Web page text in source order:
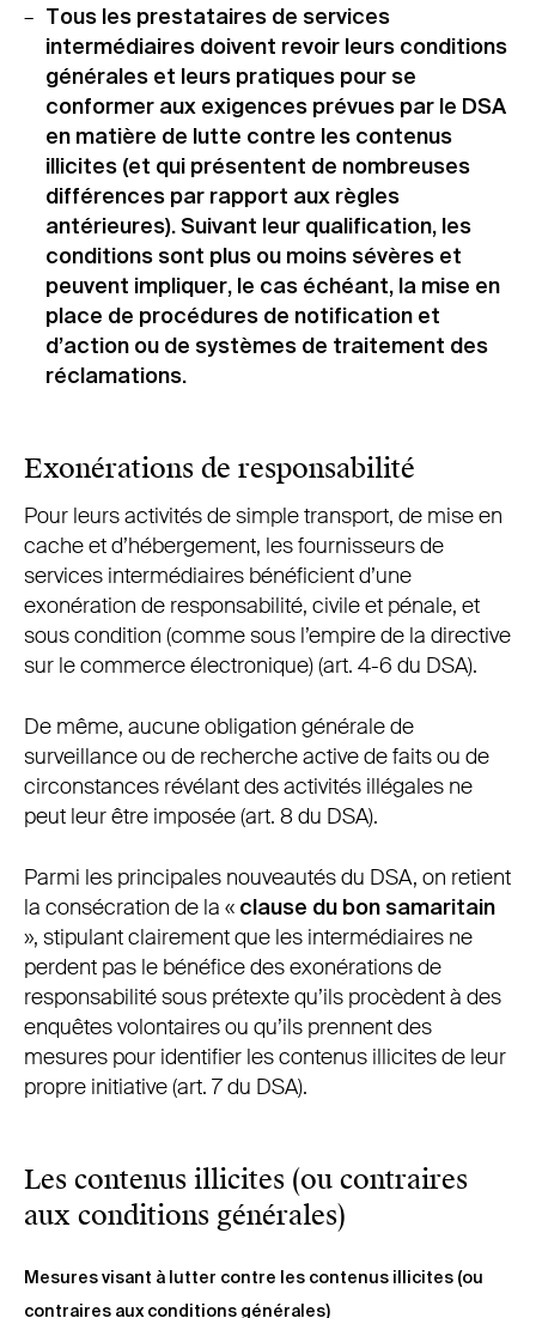
Tous les prestataires de services
intermédiaires doivent revoir leurs conditions
générales et leurs pratiques pour se
conformer aux exigences prévues par le DSA
en matière de lutte contre les contenus
illicites (et qui présentent de nombreuses
différences par rapport aux règles
antérieures). Suivant leur qualification, les
conditions sont plus ou moins sévères et
peuvent impliquer, le cas échéant, la mise en
place de procédures de notification et
d’action ou de systèmes de traitement des
réclamations.
Exonérations de responsabilité
Pour leurs activités de simple transport, de mise en
cache et d’hébergement, les fournisseurs de
services intermédiaires bénéficient d’une
exonération de responsabilité, civile et pénale, et
sous condition (comme sous l’empire de la directive
sur le commerce électronique) (art. 4-6 du DSA).
De même, aucune obligation générale de
surveillance ou de recherche active de faits ou de
circonstances révélant des activités illégales ne
peut leur être imposée (art. 8 du DSA).
Parmi les principales nouveautés du DSA, on retient
la consécration de la « clause du bon samaritain
», stipulant clairement que les intermédiaires ne
perdent pas le bénéfice des exonérations de
responsabilité sous prétexte qu’ils procèdent à des
enquêtes volontaires ou qu’ils prennent des
mesures pour identifier les contenus illicites de leur
propre initiative (art. 7 du DSA).
Les contenus illicites (ou contraires
aux conditions générales)
Mesures visant à lutter contre les contenus illicites (ou
contraires aux conditions générales)